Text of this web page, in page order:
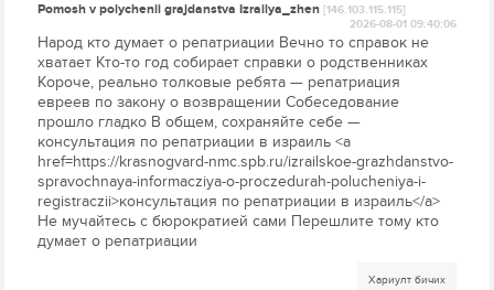
Pomosh v polychenii grajdanstva Izrailya_zhen[146.103.115.115]
2026-08-01 09:40:06
Народ кто думает о репатриации Вечно то справок не
хватает Кто-то год собирает справки о родственниках
Короче, реально толковые ребята — репатриация
евреев по закону о возвращении Собеседование
прошло гладко В общем, сохраняйте себе —
консультация по репатриации в израиль <a
href=https://krasnogvard-nmc.spb.ru/izrailskoe-grazhdanstvo-
spravochnaya-informacziya-o-proczedurah-polucheniya-i-
registraczii>консультация по репатриации в израиль</a>
Не мучайтесь с бюрократией сами Перешлите тому кто
думает о репатриации
Хариулт бичих